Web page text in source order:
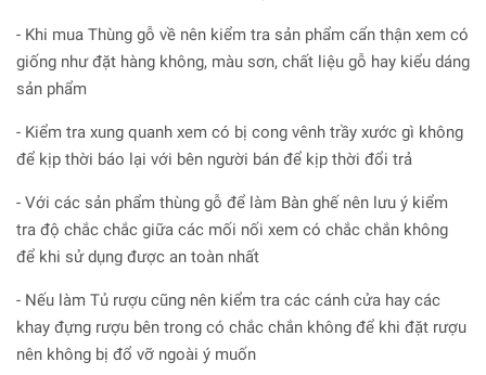
- Khi mua Thùng gỗ về nên kiểm tra sản phẩm cẩn thận xem có
giống như đặt hàng không, màu sơn, chất liệu gỗ hay kiểu dáng
sản phẩm
- Kiểm tra xung quanh xem có bị cong vênh trầy xước gì không
để kịp thời báo lại với bên người bán để kịp thời đổi trả
- Với các sản phẩm thùng gỗ để làm Bàn ghế nên lưu ý kiểm
tra độ chắc chắc giữa các mối nối xem có chắc chắn không
để khi sử dụng được an toàn nhất
- Nếu làm Tủ rượu cũng nên kiểm tra các cánh cửa hay các
khay đựng rượu bên trong có chắc chắn không để khi đặt rượu
nên không bị đổ vỡ ngoài ý muốn